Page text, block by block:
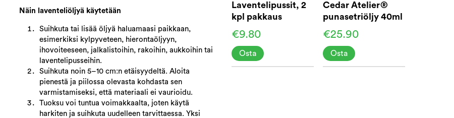
Näin laventeliöljyä käytetään
Suihkuta tai lisää öljyä haluamaasi paikkaan,
esimerkiksi kylpyveteen, hierontaöljyyn,
ihovoiteeseen, jalkalistoihin, rakoihin, aukkoihin tai
laventelipusseihin.
Suihkuta noin 5–10 cm:n etäisyydeltä. Aloita
pienestä ja piilossa olevasta kohdasta sen
varmistamiseksi, että materiaali ei vaurioidu.
Tuoksu voi tuntua voimakkaalta, joten käytä
harkiten ja suihkuta uudelleen tarvittaessa. Yksi
Laventelipussit, 2
kpl pakkaus
€9.80
Osta
Cedar Atelier®
punasetriöljy 40ml
€25.90
Osta